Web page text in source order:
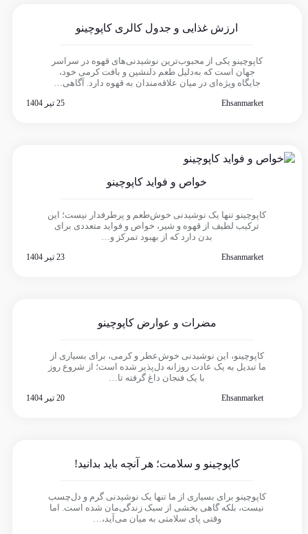
ارزش غذایی و جدول کالری کاپوچینو
کاپوچینو یکی از محبوب‌ترین نوشیدنی‌های قهوه در سراسر
جهان است که به‌دلیل طعم دلنشین و بافت کرمی خود،
جایگاه ویژه‌ای در میان علاقه‌مندان به قهوه دارد. آگاهی…
Ehsanmarket
خواص و فواید کاپوچینو
کاپوچینو تنها یک نوشیدنی خوش‌طعم و پرطرفدار نیست؛ این
ترکیب لطیف از قهوه و شیر، خواص و فواید متعددی برای
بدن دارد که از بهبود تمرکز و…
Ehsanmarket
مضرات و عوارض کاپوچینو
کاپوچینو، این نوشیدنی خوش‌عطر و کرمی، برای بسیاری از
ما تبدیل به یک عادت روزانه دل‌پذیر شده است؛ از شروع روز
با یک فنجان داغ گرفته تا…
Ehsanmarket
کاپوچینو و سلامت؛ هر آنچه باید بدانید!
کاپوچینو برای بسیاری از ما تنها یک نوشیدنی گرم و دل‌چسب
نیست، بلکه گاهی بخشی از سبک زندگی‌مان شده است. اما
وقتی پای سلامتی به میان می‌آید،…